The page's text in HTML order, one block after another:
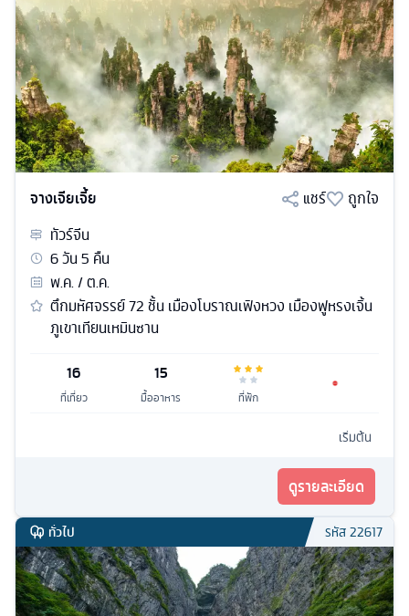
จางเจียเจี้ย แชร์
ถูกใจ
ทัวร์จีน
6วัน5 คืน
พ.ค. / ต.ค.
ตึกมหัศจรรย์ 72 ชั้น เมืองโบราณเฟิงหวง เมืองฟูหรงเจิ้น
ภูเขาเทียนเหมินซาน
16
ที่เที่ยว
15
มื้ออาหาร ที่พัก
เริ่มต้น
ดูรายละเอียด
ทั่วไป รหัส22617